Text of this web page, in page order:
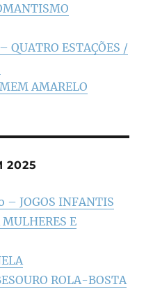
ESTAÇÕES /
AMARELO
2025
JOGOS INFANTIS
E
ROLA-BOSTA